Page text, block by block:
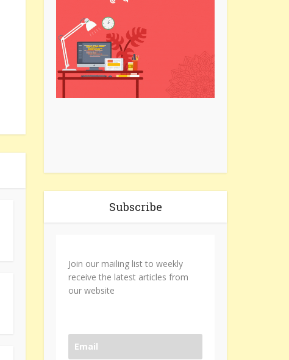
Subscribe
Join our mailing list to weekly
receive the latest articles from
our website